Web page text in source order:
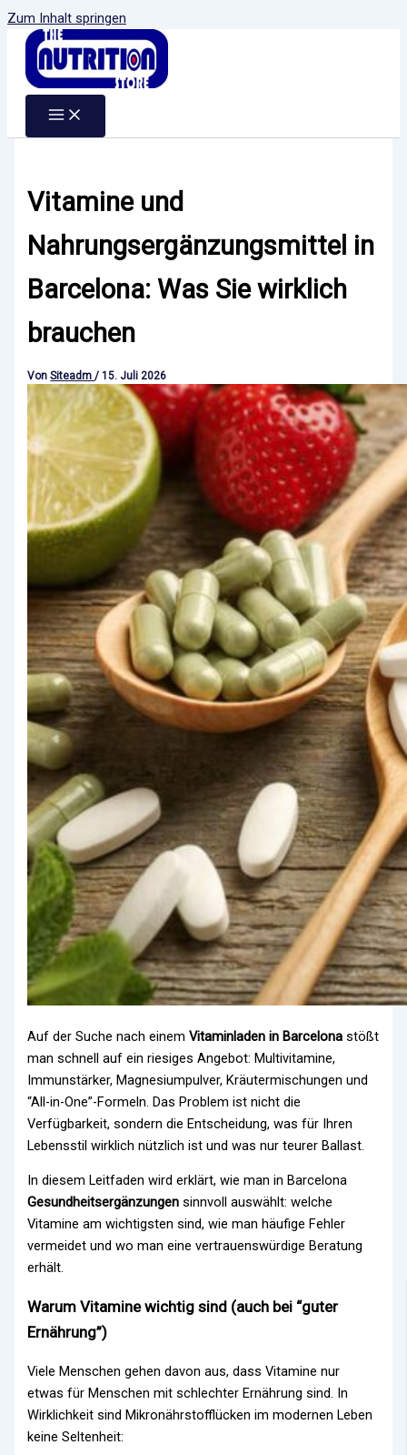
Zum Inhalt springen
Vitamine und
Nahrungsergänzungsmittel in
Barcelona: Was Sie wirklich
brauchen
VonSiteadm/15. Juli 2026
Auf der Suche nach einemVitaminladen in Barcelona stößt
man schnell auf ein riesiges Angebot: Multivitamine,
Immunstärker, Magnesiumpulver, Kräutermischungen und
“All-in-One”-Formeln. Das Problem ist nicht die
Verfügbarkeit, sondern die Entscheidung, was für Ihren
Lebensstil wirklich nützlich ist und was nur teurer Ballast.
In diesem Leitfaden wird erklärt, wie man in Barcelona
Gesundheitsergänzungen sinnvoll auswählt: welche
Vitamine am wichtigsten sind, wie man häufige Fehler
vermeidet und wo man eine vertrauenswürdige Beratung
erhält.
Warum Vitamine wichtig sind (auch bei “guter
Ernährung”)
Viele Menschen gehen davon aus, dass Vitamine nur
etwas für Menschen mit schlechter Ernährung sind. In
Wirklichkeit sind Mikronährstofflücken im modernen Leben
keine Seltenheit: